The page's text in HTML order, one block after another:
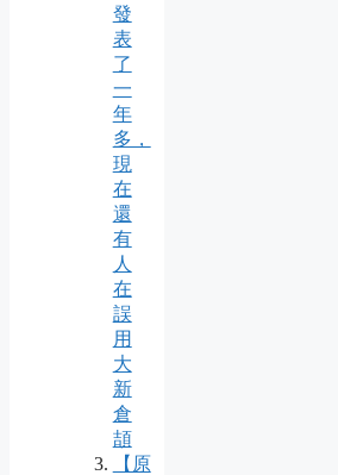
發
表
了
一
年
多，
現
在
還
有
人
在
誤
用
大
新
倉
頡
【原